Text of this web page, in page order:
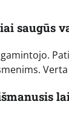
saugūs